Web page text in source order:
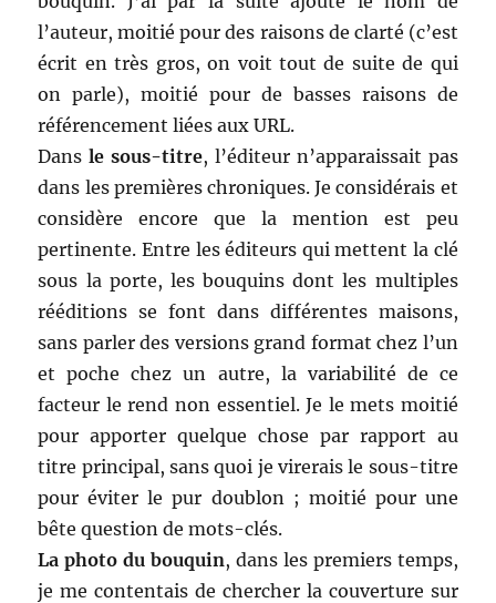
l’auteur, moitié pour des raisons de clarté (c’est
écrit en très gros, on voit tout de suite de qui
on parle), moitié pour de basses raisons de
référencement liées aux URL.
Dansle sous-titre, l’éditeur n’apparaissait pas
dans les premières chroniques. Je considérais et
considère encore que la mention est peu
pertinente. Entre les éditeurs qui mettent la clé
sous la porte, les bouquins dont les multiples
rééditions se font dans différentes maisons,
sans parler des versions grand format chez l’un
et poche chez un autre, la variabilité de ce
facteur le rend non essentiel. Je le mets moitié
pour apporter quelque chose par rapport au
titre principal, sans quoi je virerais le sous-titre
pour éviter le pur doublon ; moitié pour une
bête question de mots-clés.
La photo du bouquin, dans les premiers temps,
je me contentais de chercher la couverture sur